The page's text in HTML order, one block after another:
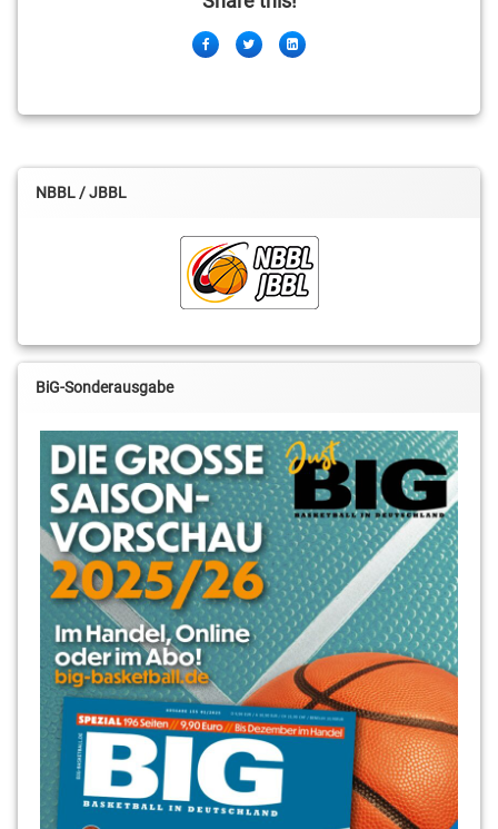
FacebookTwitterLinkedIn
NBBL / JBBL
BiG-Sonderausgabe